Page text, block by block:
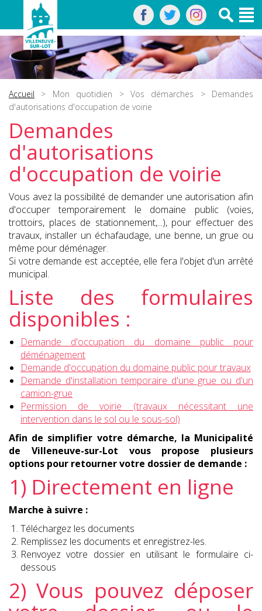
Accueil > Mon quotidien > Vos démarches > Demandes
d'autorisations d'occupation de voirie
Demandes
d'autorisations
d'occupation de voirie
Vous avez la possibilité de demander une autorisation afin
d'occuper temporairement le domaine public (voies,
trottoirs, places de stationnement,...), pour effectuer des
travaux, installer un échafaudage, une benne, un grue ou
même pour déménager.
Si votre demande est acceptée, elle fera l'objet d'un arrêté
municipal.
Liste des formulaires
disponibles :
Demande d'occupation du domaine public pour
déménagement
Demande d'occupation du domaine public pour travaux
Demande d'installation temporaire d'une grue ou d'un
camion-grue
Permission de voirie (travaux nécessitant une
intervention dans le sol ou le sous-sol)
Afin de simplifier votre démarche, la Municipalité
de Villeneuve-sur-Lot vous propose plusieurs
options pour retourner votre dossier de demande :
1) Directement en ligne
Marche à suivre :
Téléchargez les documents
Remplissez les documents et enregistrez-les.
Renvoyez votre dossier en utilisant le formulaire ci-
dessous
2) Vous pouvez déposer